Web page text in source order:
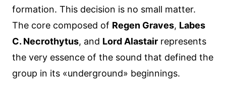
formation. This decision is no small matter.
The core composed of Regen Graves, Labes
C. Necrothytus, and Lord Alastair represents
the very essence of the sound that defined the
group in its «underground» beginnings.